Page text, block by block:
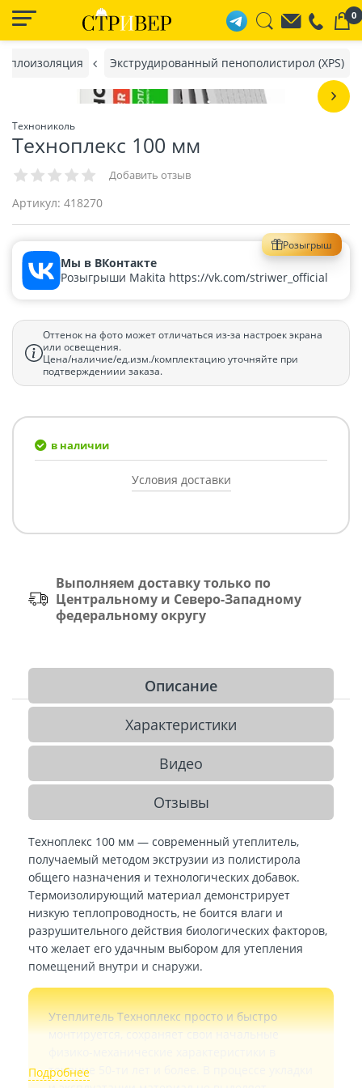
0
Экструдированный пенополистирол (XPS)
Технониколь
Техноплекс 100 мм
Добавить отзыв
Артикул: 418270
Розыгрыш
Мы в ВКонтакте
Розыгрыши Makita https://vk.com/striwer_official
Оттенок на фото может отличаться из-за настроек экрана
или освещения.
Цена/наличие/ед.изм./комплектацию уточняйте при
подтверждениии заказа.
в наличии
Условия доставки
Выполняем доставку только по
Центральному и Северо-Западному
федеральному округу
Описание
Характеристики
Видео
Отзывы
Техноплекс 100 мм — современный утеплитель,
получаемый методом экструзии из полистирола
общего назначения и технологических добавок.
Термоизолирующий материал демонстрирует
низкую теплопроводность, не боится влаги и
разрушительного действия биологических факторов,
что желает его удачным выбором для утепления
помещений внутри и снаружи.
Утеплитель Техноплекс просто и быстро
монтируется, сохраняет свои начальные
течение 50-ти лет и более. В процессе укладки